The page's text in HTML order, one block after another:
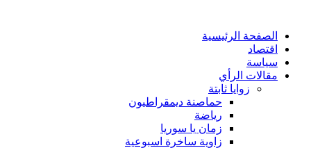
الصفحة الرئيسية
اقتصاد
سياسة
مقالات الرأي
زوايا ثابتة
حماصنة ديمقراطيون
رياضة
زمان يا سوريا
زاوية ساخرة اسبوعية